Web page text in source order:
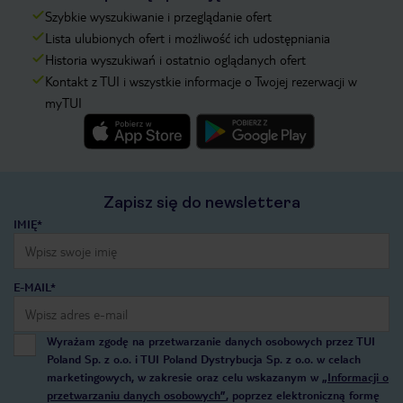
Szybkie wyszukiwanie i przeglądanie ofert
Lista ulubionych ofert i możliwość ich udostępniania
Historia wyszukiwań i ostatnio oglądanych ofert
Kontakt z TUI i wszystkie informacje o Twojej rezerwacji w
myTUI
Zapisz się do newslettera
IMIĘ*
E-MAIL*
Wyrażam zgodę na przetwarzanie danych osobowych przez TUI
Poland Sp. z o.o. i TUI Poland Dystrybucja Sp. z o.o. w celach
marketingowych, w zakresie oraz celu wskazanym w „Informacji o
przetwarzaniu danych osobowych”, poprzez elektroniczną formę